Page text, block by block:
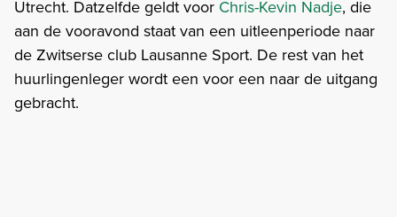
Utrecht. Datzelfde geldt voor Chris-Kevin Nadje, die
aan de vooravond staat van een uitleenperiode naar
de Zwitserse club Lausanne Sport. De rest van het
huurlingenleger wordt een voor een naar de uitgang
gebracht.